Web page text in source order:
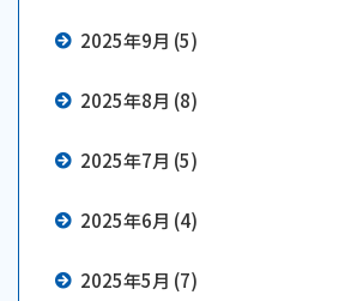
2025年9月 (5)
2025年8月 (8)
2025年7月 (5)
2025年6月 (4)
2025年5月 (7)